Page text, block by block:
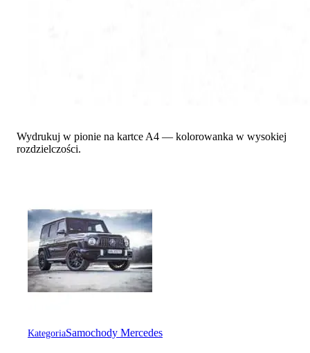
Wydrukuj w pionie na kartce A4 — kolorowanka w wysokiej
rozdzielczości.
KategoriaSamochody Mercedes